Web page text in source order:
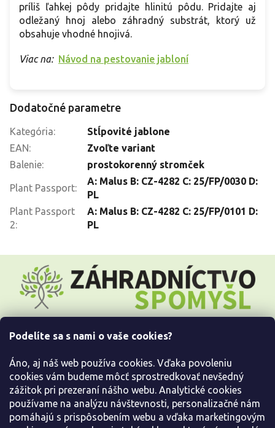
Podelíte sa s nami o vaše cookies?
Áno, aj náš web používa cookies. Vďaka povoleniu
cookies vám budeme môcť sprostredkovať nevšedný
zážitok pri prezeraní nášho webu. Analytické cookies
používame na analýzu návštevnosti, personalizačné nám
pomáhajú s prispôsobením webu a vďaka marketingovým
príliš ľahkej pôdy pridajte hlinitú pôdu. Pridajte aj
odležaný hnoj alebo záhradný substrát, ktorý už
obsahuje vhodné hnojivá.
Viac na: Návod na pestovanie jabloní
Dodatočné parametre
Kategória:
Stĺpovité jablone
EAN:
Zvoľte variant
Balenie: prostokorenný stromček
Plant Passport:
A: Malus B: CZ-4282 C: 25/FP/0030 D:
PL
Plant Passport
2:
A: Malus B: CZ-4282 C: 25/FP/0101 D:
PL
t
Informácie pre Vás
Kontaktujte nás